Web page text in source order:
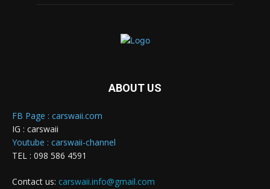
ABOUT US
FB Page : carswaii.com
IG : carswaii
Youtube : carswaii-channel
TEL : 098 586 4591
Contact us: carswaii.info@gmail.com